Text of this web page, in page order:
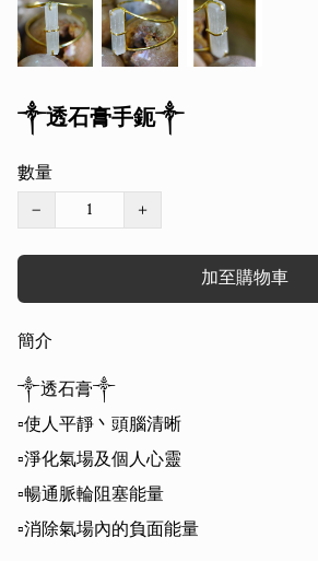
༒透石膏手鈪༒
數量
−
+
加至購物車
簡介
༒透石膏༒
▫️使人平靜丶頭腦清晰
▫️淨化氣場及個人心靈
▫️暢通脈輪阻塞能量